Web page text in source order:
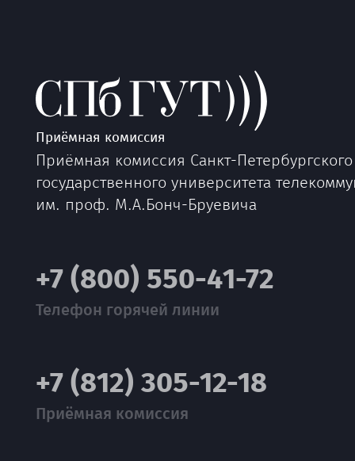
Приёмная комиссия
Приёмная комиссия Санкт-Петербургского
государственного университета
им. проф. М.А.Бонч-Бруевича
+7 (800) 550-41-72
Телефон горячей линии
+7 (812) 305-12-18
Приёмная комиссия